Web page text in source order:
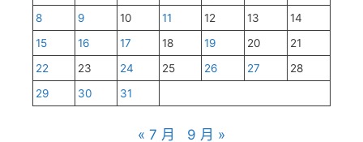
8
9 10 11 12 13
14
15
16 17 18 19 20
21
22
23 24 25 26 27
28
29
30 31
« 7 月 9 月 »